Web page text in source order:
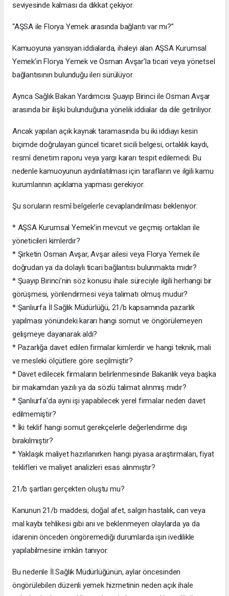
seviyesinde kalması da dikkat çekiyor.
“AŞSA ile Florya Yemek arasında bağlantı var mı?”
Kamuoyuna yansıyan iddialarda, ihaleyi alan AŞSA Kurumsal
Yemek’in Florya Yemek ve Osman Avşar’la ticari veya yönetsel
bağlantısının bulunduğu ileri sürülüyor.
Ayrıca Sağlık Bakan Yardımcısı Şuayıp Birinci ile Osman Avşar
arasında bir ilişki bulunduğuna yönelik iddialar da dile getiriliyor.
Ancak yapılan açık kaynak taramasında bu iki iddiayı kesin
biçimde doğrulayan güncel ticaret sicili belgesi, ortaklık kaydı,
resmî denetim raporu veya yargı kararı tespit edilemedi. Bu
nedenle kamuoyunun aydınlatılması için tarafların ve ilgili kamu
kurumlarının açıklama yapması gerekiyor.
Şu soruların resmî belgelerle cevaplandırılması bekleniyor:
* AŞSA Kurumsal Yemek’in mevcut ve geçmiş ortakları ile
yöneticileri kimlerdir?
* Şirketin Osman Avşar, Avşar ailesi veya Florya Yemek ile
doğrudan ya da dolaylı ticari bağlantısı bulunmakta mıdır?
* Şuayıp Birinci’nin söz konusu ihale süreciyle ilgili herhangi bir
görüşmesi, yönlendirmesi veya talimatı olmuş mudur?
* Şanlıurfa İl Sağlık Müdürlüğü, 21/b kapsamında pazarlık
yapılması yönündeki kararı hangi somut ve öngörülemeyen
gelişmeye dayanarak aldı?
* Pazarlığa davet edilen firmalar kimlerdir ve hangi teknik, mali
ve mesleki ölçütlere göre seçilmiştir?
* Davet edilecek firmaların belirlenmesinde Bakanlık veya başka
bir makamdan yazılı ya da sözlü talimat alınmış mıdır?
* Şanlıurfa’da aynı işi yapabilecek yerel firmalar neden davet
edilmemiştir?
* İki teklif hangi somut gerekçelerle değerlendirme dışı
bırakılmıştır?
* Yaklaşık maliyet hazırlanırken hangi piyasa araştırmaları, fiyat
teklifleri ve maliyet analizleri esas alınmıştır?
21/b şartları gerçekten oluştu mu?
Kanunun 21/b maddesi; doğal afet, salgın hastalık, can veya
mal kaybı tehlikesi gibi ani ve beklenmeyen olaylarda ya da
idarenin önceden öngöremediği durumlarda işin ivedilikle
yapılabilmesine imkân tanıyor.
Bu nedenle İl Sağlık Müdürlüğünün, aylar öncesinden
öngörülebilen düzenli yemek hizmetinin neden açık ihale